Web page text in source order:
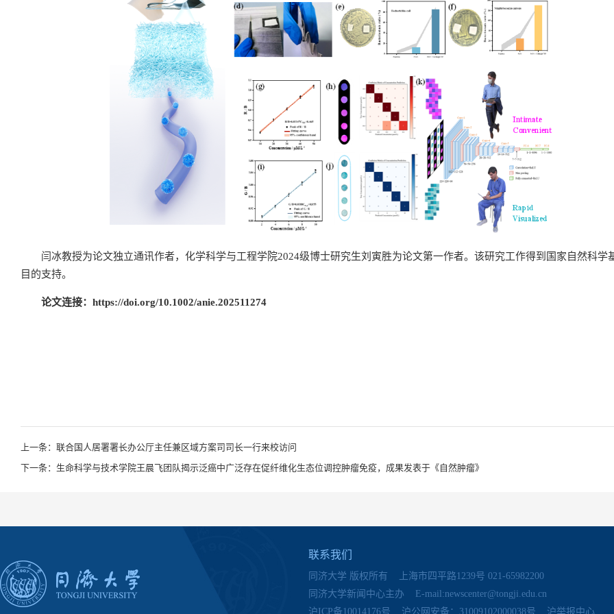
闫冰教授为论文独立通讯作者，化学科学与工程学院2024级博士研究生刘寅胜为论文第一作者。该研究工作得到国家自然科学
目的支持。
论文连接： https://doi.org/10.1002/anie.202511274
上一条：联合国人居署署长办公厅主任兼区域方案司司长一行来校访问
下一条：生命科学与技术学院王晨飞团队揭示泛癌中广泛存在促纤维化生态位调控肿瘤免疫，成果发表于《自然肿瘤》
联系我们
同济大学 版权所有 上海市四平路1239号 021-65982200
同济大学新闻中心主办 E-mail:newscenter@tongji.edu.cn
沪ICP备10014176号 沪公网安备：31009102000038号 沪举报中心